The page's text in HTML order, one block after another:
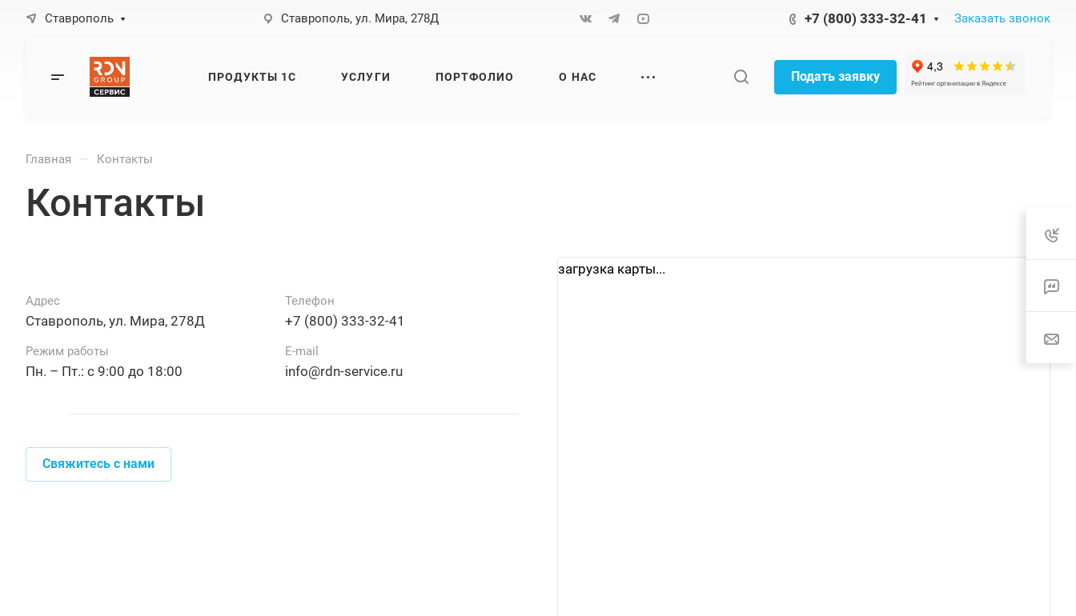
Ставрополь Ставрополь, ул. Мира, 278Д +7 (800) 333-32-41 Заказать звонок
ПРОДУКТЫ 1С УСЛУГИ ПОРТФОЛИО О НАС Подать заявку
Главная — Контакты
Контакты
Адрес
Ставрополь, ул. Мира, 278Д
Режим работы
Пн. – Пт.: с 9:00 до 18:00
Телефон
+7 (800) 333-32-41
E-mail
info@rdn-service.ru
Свяжитесь с нами
загрузка карты...